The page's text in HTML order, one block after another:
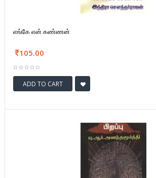
எங்கே என் கண்ணன்
105.00
ADD TO CART